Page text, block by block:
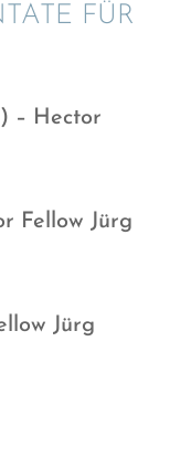
FÜR
– Hector
Fellow Jürg
Jürg